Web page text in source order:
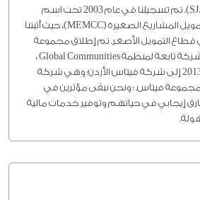
المشاريع الصغيرة (SJACP). تم تسجيلنا في عام 2003 تحت اسم
شركة الشرق الأوسط لتمويل المشاريع الصغيرة (MEMCC)، حيث أثبتنا
التمويل الأصغر. تم إطلاق مجموعة
فيتاس في عام 2011 كشركة تابعة لمنظمة Global Communities ،
ومن ثم تحولنا في عام 2013 إلى شركة فيتاس الأردن؛ وهي شركة
فيتاس. ؛ ونحن نبقى مؤثرين في
إيجابي في حياتهم وتوفير خدمات مالية